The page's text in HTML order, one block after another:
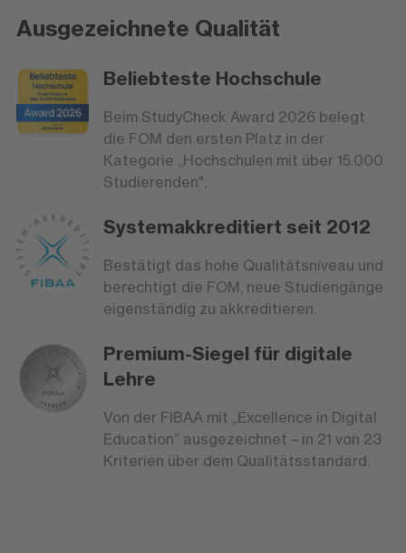
Ausgezeichnete Qualität
Beliebteste Hochschule
Beim StudyCheck Award 2026 belegt
die FOM den ersten Platz in der
Kategorie „Hochschulen mit über 15.000
Studierenden".
Systemakkreditiert seit 2012
Bestätigt das hohe Qualitätsniveau und
berechtigt die FOM, neue Studiengänge
eigenständig zu akkreditieren.
Premium-Siegel für digitale
Lehre
Von der FIBAA mit „Excellence in Digital
Education“ ausgezeichnet – in 21 von 23
Kriterien über dem Qualitätsstandard.